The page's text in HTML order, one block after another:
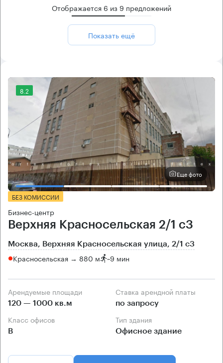
Отображается 6 из 9 предложений
Показать ещё
8.2
Еще фото
БЕЗ КОМИССИИ
Бизнес-центр
Верхняя Красносельская 2/1 с3
Москва, Верхняя Красносельская улица, 2/1 с3
Красносельская → 880 м ~9 мин
Арендуемые площади
120 — 1000 кв.м
Ставка арендной платы
по запросу
Класс офисов
B
Тип здания
Офисное здание